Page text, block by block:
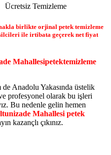
Ücretsiz Temizleme
birlikte orjinal petek temizleme
ile irtibata geçerek net fiyat
Mahallesipetektemizleme
de Anadolu Yakasında üstelik
profesyonel olarak bu işleri
Bu nedenle gelin hemen
Mahallesi petek
kazançlı çıkınız.